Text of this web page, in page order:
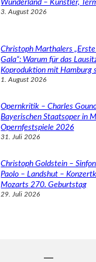
Wunderland – Künstler,
3. August 2026
Christoph Marthalers
Gala“: Warum für das
Koproduktion mit Hamburg
1. August 2026
Opernkritik – Charles
Bayerischen Staatsoper in
Opernfestspiele 2026
31. Juli 2026
Christoph Goldstein –
Paolo – Landshut –
Mozarts 270. Geburtstag
29. Juli 2026